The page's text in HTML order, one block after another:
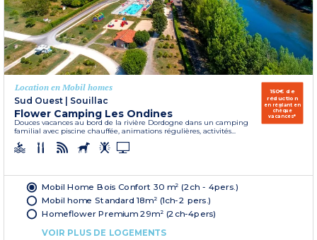
Location en Mobil homes
Sud Ouest | Souillac
Flower Camping Les Ondines
Douces vacances au bord de la rivière Dordogne dans un camping
familial avec piscine chauffée, animations régulières, activités...
150€ de
réduction
en réglant en
chèque
vacances*
Mobil Home Bois Confort 30 m² (2ch - 4pers.)
Mobil home Standard 18m² (1ch-2 pers.)
Homeflower Premium 29m² (2ch-4pers)
VOIR PLUS DE LOGEMENTS